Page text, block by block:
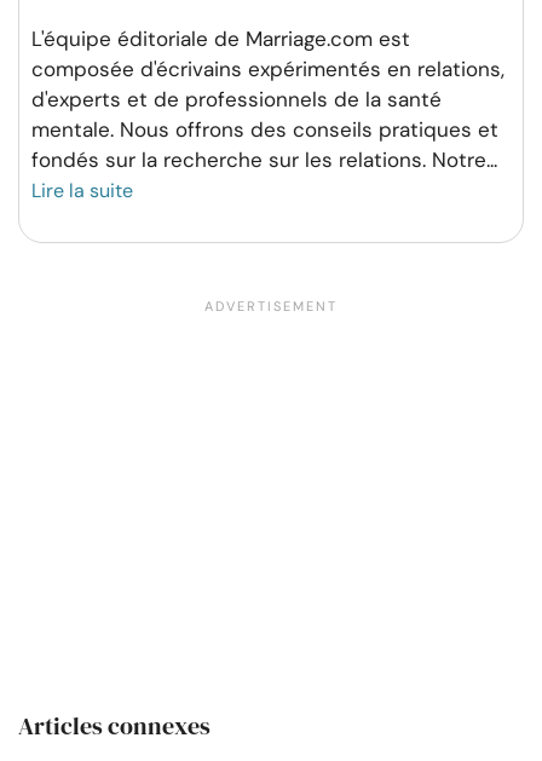
L'équipe éditoriale de Marriage.com est
composée d'écrivains expérimentés en relations,
d'experts et de professionnels de la santé
mentale. Nous offrons des conseils pratiques et
fondés sur la recherche sur les relations. Notre...
Lire la suite
Articles connexes